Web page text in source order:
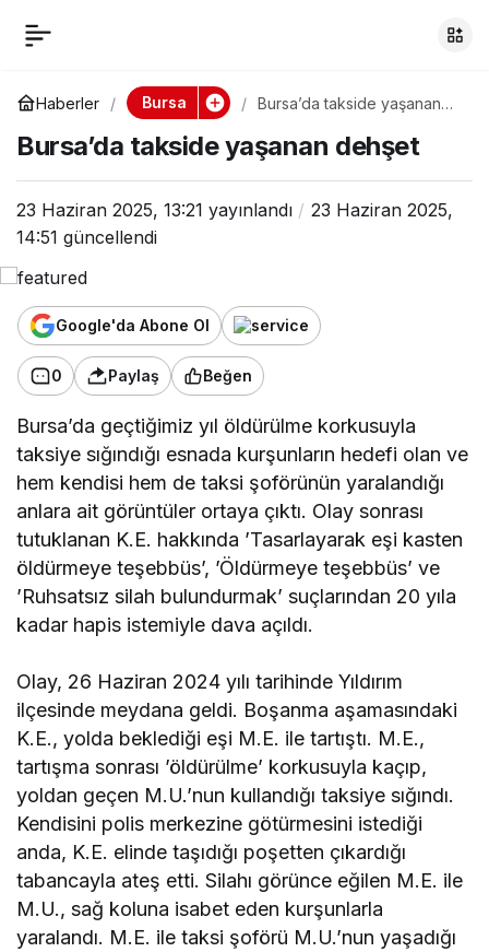
Haberler Bursa
Bursa’da takside yaşanan
Bursa’da takside yaşanan dehşet
23 Haziran 2025, 13:21 yayınlandı
23 Haziran 2025,
14:51 güncellendi
Google'da Abone Ol
0 Paylaş Beğen
Bursa’da geçtiğimiz yıl öldürülme korkusuyla
taksiye sığındığı esnada kurşunların hedefi olan ve
hem kendisi hem de taksi şoförünün yaralandığı
anlara ait görüntüler ortaya çıktı. Olay sonrası
tutuklanan K.E. hakkında ’Tasarlayarak eşi kasten
öldürmeye teşebbüs’, ’Öldürmeye teşebbüs’ ve
’Ruhsatsız silah bulundurmak’ suçlarından 20 yıla
kadar hapis istemiyle dava açıldı.
Olay, 26 Haziran 2024 yılı tarihinde Yıldırım
ilçesinde meydana geldi. Boşanma aşamasındaki
K.E., yolda beklediği eşi M.E. ile tartıştı. M.E.,
tartışma sonrası ’öldürülme’ korkusuyla kaçıp,
yoldan geçen M.U.’nun kullandığı taksiye sığındı.
Kendisini polis merkezine götürmesini istediği
anda, K.E. elinde taşıdığı poşetten çıkardığı
tabancayla ateş etti. Silahı görünce eğilen M.E. ile
M.U., sağ koluna isabet eden kurşunlarla
yaralandı. M.E. ile taksi şoförü M.U.’nun yaşadığı
Bursa’da takside
yaşanan dehşet